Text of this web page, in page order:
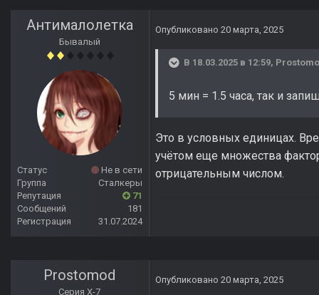
Антималолетка
Бывалый
Статус
Не в сети
Группа
Сталкеры
Репутация
71
Сообщений
181
Регистрация
31.07.2024
Опубликовано 20 марта, 2025
В 18.03.2025 в 12:59,
5 мин = 1.5 часа, так и
Это в условных единицах.
учётом еще множества
отрицательным числом.
Prostomod
Серия Х-7
Опубликовано 20 марта, 2025